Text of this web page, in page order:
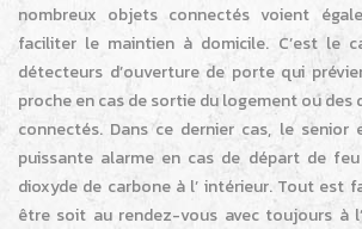
nombreux objets connectés voient
faciliter le maintien à domicile. C’est le
détecteurs d’ouverture de porte qui
proche en cas de sortie du logement ou
connectés. Dans ce dernier cas, le senior
puissante alarme en cas de départ de
dioxyde de carbone à l’ intérieur. Tout est
être soit au rendez-vous avec toujours à